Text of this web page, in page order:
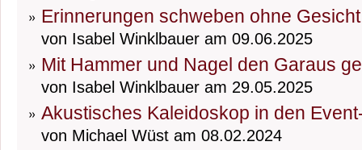
Erinnerungen schweben ohne Gesicht
von Isabel Winklbauer am 09.06.2025
Mit Hammer und Nagel den Garaus
von Isabel Winklbauer am 29.05.2025
Akustisches Kaleidoskop in den
von Michael Wüst am 08.02.2024